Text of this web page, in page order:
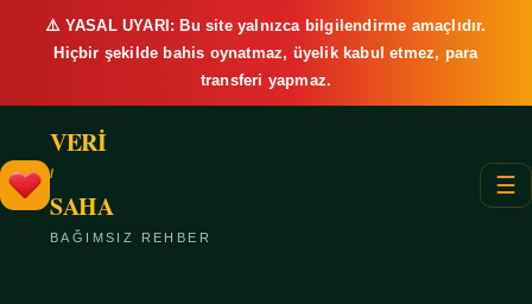
⚠️ YASAL UYARI: Bu site yalnızca bilgilendirme amaçlıdır.
Hiçbir şekilde bahis oynatmaz, üyelik kabul etmez, para
transferi yapmaz.
VERİ
/
SAHA
BAĞIMSIZ REHBER
☰